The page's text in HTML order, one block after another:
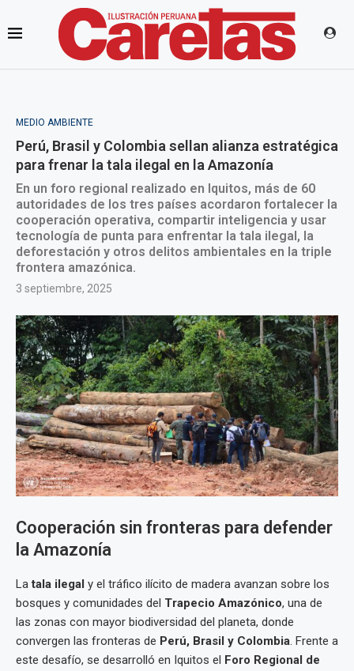
MEDIO AMBIENTE
Perú, Brasil y Colombia sellan alianza estratégica
para frenar la tala ilegal en la Amazonía
En un foro regional realizado en Iquitos, más de 60
autoridades de los tres países acordaron fortalecer la
cooperación operativa, compartir inteligencia y usar
tecnología de punta para enfrentar la tala ilegal, la
deforestación y otros delitos ambientales en la triple
frontera amazónica.
3 septiembre, 2025
Cooperación sin fronteras para defender
la Amazonía
Latala ilegal y el tráfico ilícito de madera avanzan sobre los
bosques y comunidades del Trapecio Amazónico, una de
las zonas con mayor biodiversidad del planeta, donde
convergen las fronteras de Perú, Brasil y Colombia. Frente a
este desafío, se desarrolló en Iquitos el
Foro Regional de